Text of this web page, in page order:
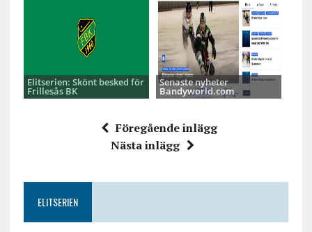
Elitserien: Skönt besked för
Frillesås BK
Senaste nyheter
Bandyworld.com
Föregående inlägg
Nästa inlägg
ELITSERIEN